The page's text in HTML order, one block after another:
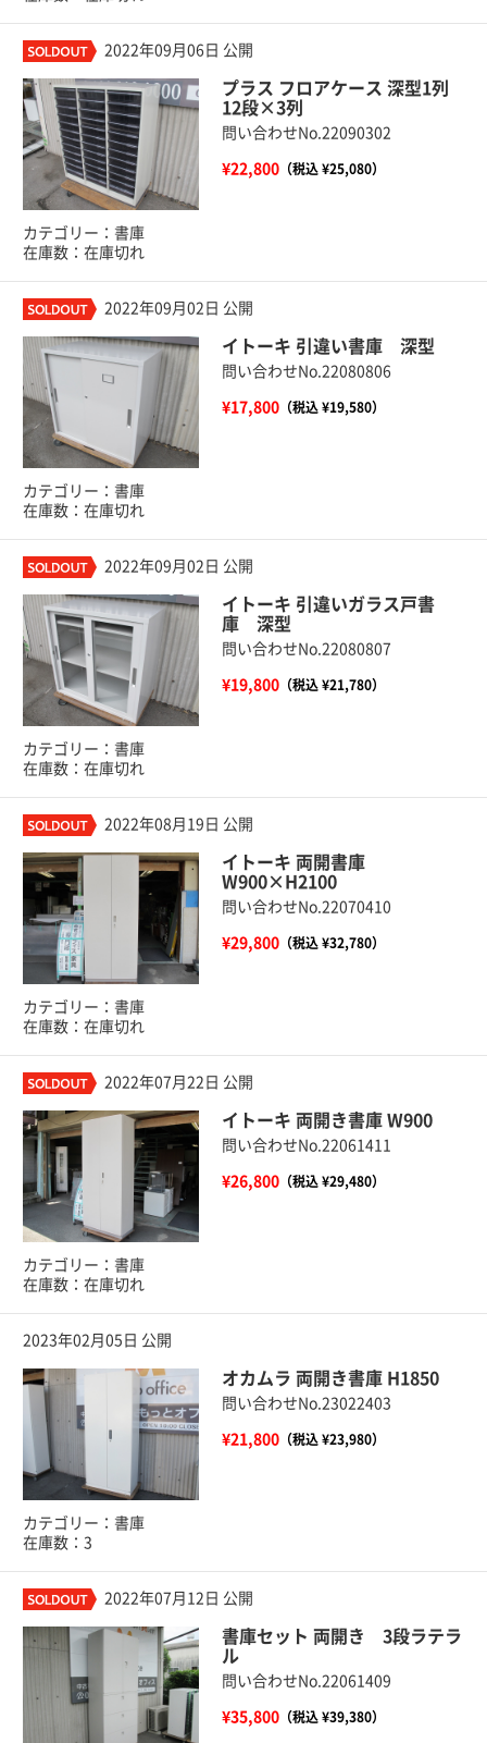
2022年09月06日 公開
プラス フロアケース 深型1列
12段×3列
問い合わせNo.22090302
¥22,800（税込 ¥25,080）
カテゴリー：書庫
在庫数：在庫切れ
2022年09月02日 公開
イトーキ 引違い書庫 深型
問い合わせNo.22080806
¥17,800（税込 ¥19,580）
カテゴリー：書庫
在庫数：在庫切れ
2022年09月02日 公開
イトーキ 引違いガラス戸書
庫 深型
問い合わせNo.22080807
¥19,800（税込 ¥21,780）
カテゴリー：書庫
在庫数：在庫切れ
2022年08月19日 公開
イトーキ 両開書庫
W900×H2100
問い合わせNo.22070410
¥29,800（税込 ¥32,780）
カテゴリー：書庫
在庫数：在庫切れ
2022年07月22日 公開
イトーキ 両開き書庫 W900
問い合わせNo.22061411
¥26,800（税込 ¥29,480）
カテゴリー：書庫
在庫数：在庫切れ
2023年02月05日 公開
オカムラ 両開き書庫 H1850
問い合わせNo.23022403
¥21,800（税込 ¥23,980）
カテゴリー：書庫
在庫数：3
2022年07月12日 公開
書庫セット 両開き 3段ラテラ
ル
問い合わせNo.22061409
¥35,800（税込 ¥39,380）